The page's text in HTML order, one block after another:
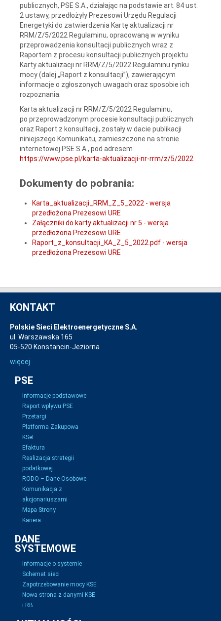
publicznych, PSE S.A., działając na podstawie art. 84 ust.
2 ustawy, przedłożyły Prezesowi Urzędu Regulacji
Energetyki do zatwierdzenia Kartę aktualizacji nr
RRM/Z/5/2022 Regulaminu, opracowaną w wyniku
przeprowadzenia konsultacji publicznych wraz z
Raportem z procesu konsultacji publicznych projektu
Karty aktualizacji nr RRM/Z/5/2022 Regulaminu rynku
mocy (dalej „Raport z konsultacji”), zawierającym
informacje o zgłoszonych uwagach oraz sposobie ich
rozpoznania.
Karta aktualizacji nr RRM/Z/5/2022 Regulaminu,
po przeprowadzonym procesie konsultacji publicznych
oraz Raport z konsultacji, zostały w dacie publikacji
niniejszego Komunikatu, zamieszczone na stronie
internetowej PSE S.A., pod adresem
https://www.pse.pl/karta-aktualizacji-nr-rrm/z/5/2022
Dokumenty do pobrania:
Karta_aktualizacji_RRM_Z_5_2022 - wersja
przedłożona Prezesowi URE
Załączniki do karty aktualizacji nr 5 - wersja
przedłożona Prezesowi URE
Raport_z_konsultacji_KA_Z_5_2022.pdf - wersja
przedłożona Prezesowi URE
KONTAKT
Polskie Sieci Elektroenergetyczne S.A.
ul. Warszawska 165
05-520 Konstancin-Jeziorna
więcej
PSE
Informacje podstawowe
Raport wpływu PSE
Przetargi
Platforma Zakupowa
KSeF
Efaktura
Realizacja strategii
podatkowej
RODO – Dane Osobowe
Komunikacja z
akcjonariuszami
Mapa Strony
Kariera
DANE
SYSTEMOWE
Informacje o systemie
Schemat sieci
Zapotrzebowanie mocy KSE
Nowa strona z danymi KSE
i RB